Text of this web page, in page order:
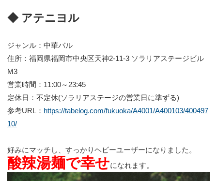
◆ アテニヨル
ジャンル：中華バル
住所：福岡県福岡市中央区天神2-11-3 ソラリアステージビル
M3
営業時間：11:00～23:45
定休日：不定休(ソラリアステージの営業日に準ずる)
参考URL： https://tabelog.com/fukuoka/A4001/A400103/400497
10/
好みにマッチし、すっかりヘビーユーザーになりました。
酸辣湯麺で幸せになれます。